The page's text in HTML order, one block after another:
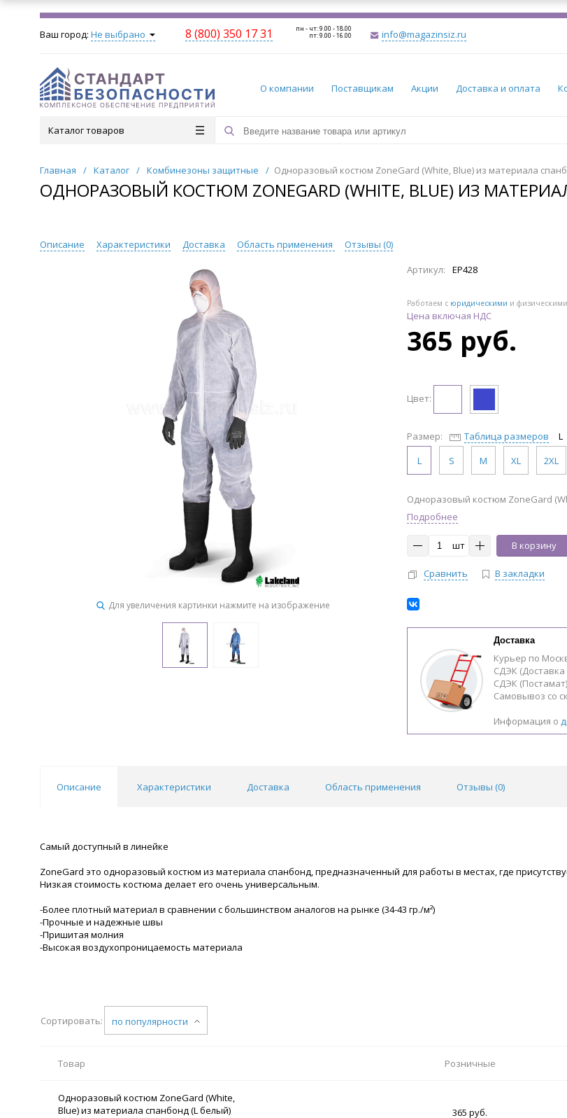
Ваш город: Не выбрано 8 (800) 350 17 31 пн - чт: 9.00 - 18.00
пт: 9.00 - 16.00 info@magazinsiz.ru
О компании Поставщикам Акции Доставка и оплата
Каталог товаров
Главная / Каталог / Комбинезоны защитные / Одноразовый костюм ZoneGard (White, Blue) из материала
ОДНОРАЗОВЫЙ КОСТЮМ ZONEGARD (WHITE, BLUE) ИЗ
Описание Характеристики Доставка Область применения Отзывы (0)
Для увеличения картинки нажмите на изображение
Артикул: EP428
Работаем с юридическими и
Цена включая НДС
365 руб.
Цвет:
Размер: Таблица размеров
L
L
S M XL 2XL
Одноразовый костюм ZoneGard
Подробнее
шт В корзину
Сравнить В закладки
Доставка
Курьер по
СДЭК (Доставка
СДЭК
Самовывоз со
Информация о
Описание Характеристики Доставка Область применения Отзывы (0)
Самый доступный в линейке
ZoneGard это одноразовый костюм из материала спанбонд, предназначенный для работы в местах, где
Низкая стоимость костюма делает его очень универсальным.
-Более плотный материал в сравнении с большинством аналогов на рынке (34-43 гр./м²)
-Прочные и надежные швы
-Пришитая молния
-Высокая воздухопроницаемость материала
Сортировать: по популярности
Товар Розничные
Одноразовый костюм ZoneGard (White,
Blue) из материала спанбонд (L белый)
365 руб.